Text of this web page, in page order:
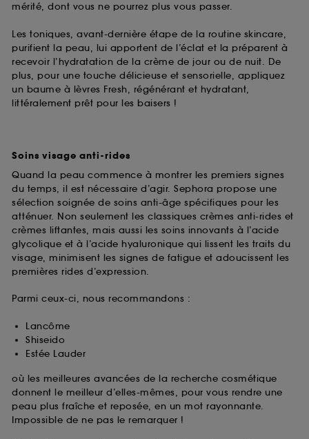
mérité, dont vous ne pourrez plus vous passer.
Les toniques, avant-dernière étape de la routine skincare,
purifient la peau, lui apportent de l’éclat et la préparent à
recevoir l’hydratation de la crème de jour ou de nuit. De
plus, pour une touche délicieuse et sensorielle, appliquez
un baume à lèvres Fresh, régénérant et hydratant,
littéralement prêt pour les baisers !
Soins visage anti-rides
Quand la peau commence à montrer les premiers signes
du temps, il est nécessaire d’agir. Sephora propose une
sélection soignée de soins anti-âge spécifiques pour les
atténuer. Non seulement les classiques crèmes anti-rides et
crèmes liftantes, mais aussi les soins innovants à l’acide
glycolique et à l’acide hyaluronique qui lissent les traits du
visage, minimisent les signes de fatigue et adoucissent les
premières rides d’expression.
Parmi ceux-ci, nous recommandons :
Lancôme
Shiseido
Estée Lauder
où les meilleures avancées de la recherche cosmétique
donnent le meilleur d’elles-mêmes, pour vous rendre une
peau plus fraîche et reposée, en un mot rayonnante.
Impossible de ne pas le remarquer !